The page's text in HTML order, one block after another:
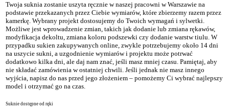
Twoja suknia zostanie uszyta ręcznie w naszej pracowni w Warszawie na
podstawie przekazanych przez Ciebie wymiarów, które zbierzemy razem przez
kamerkę. Wybrany projekt dostosujemy do Twoich wymagań i sylwetki.
Możliwe jest wprowadzenie zmian, takich jak dodanie lub zmiana rękawów,
modyfikacja dekoltu, zmiana koloru podszewki czy dodanie warstw tiulu. W
przypadku sukien zakupywanych online, zwykle potrzebujemy około 14 dni
na uszycie sukni, a uzgodnienie wymiarów i projektu może potrwać
dodatkowo kilka dni, ale daj nam znać, jeśli masz mniej czasu. Pamiętaj, aby
nie składać zamówienia w ostatniej chwili. Jeśli jednak nie masz innego
wyjścia, napisz do nas przed jego złożeniem – pomożemy Ci wybrać najlepszy
model i otrzymać go na czas.
Suknie dostępne od ręki